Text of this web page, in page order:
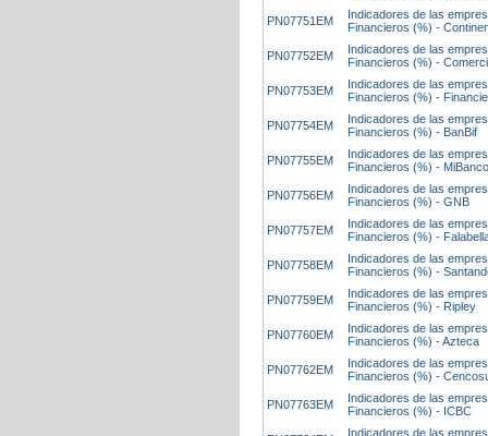
PN07751EM
Indicadores de las
Financieros (%) -
PN07752EM
Indicadores de las
Financieros (%) -
PN07753EM
Indicadores de las
Financieros (%) -
PN07754EM
Indicadores de las
Financieros (%) - BanBif
PN07755EM
Indicadores de las
Financieros (%) - MiBanco
PN07756EM
Indicadores de las
Financieros (%) - GNB
PN07757EM
Indicadores de las
Financieros (%) -
PN07758EM
Indicadores de las
Financieros (%) -
PN07759EM
Indicadores de las
Financieros (%) - Ripley
PN07760EM
Indicadores de las
Financieros (%) - Azteca
PN07762EM
Indicadores de las
Financieros (%) -
PN07763EM
Indicadores de las
Financieros (%) - ICBC
Indicadores de las